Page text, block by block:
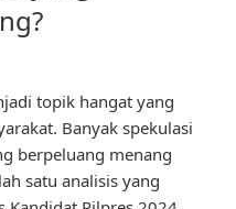
topik hangat yang
Banyak spekulasi
berpeluang menang
satu analisis yang